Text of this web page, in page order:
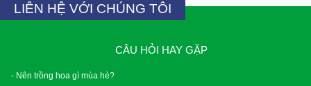
LIÊN HỆ VỚI CHÚNG TÔI
CÂU HỎI HAY GẶP
- Nên trồng hoa gì mùa hè?